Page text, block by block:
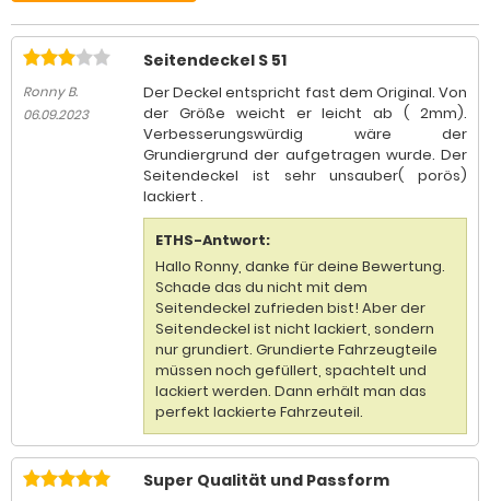
Ronny B.
06.09.2023
Seitendeckel S 51
Der Deckel entspricht fast dem Original. Von
der Größe weicht er leicht ab ( 2mm).
Verbesserungswürdig wäre der
Grundiergrund der aufgetragen wurde. Der
Seitendeckel ist sehr unsauber( porös)
lackiert .
ETHS-Antwort:
Hallo Ronny, danke für deine Bewertung.
Schade das du nicht mit dem
Seitendeckel zufrieden bist! Aber der
Seitendeckel ist nicht lackiert, sondern
nur grundiert. Grundierte Fahrzeugteile
müssen noch gefüllert, spachtelt und
lackiert werden. Dann erhält man das
perfekt lackierte Fahrzeuteil.
Super Qualität und Passform